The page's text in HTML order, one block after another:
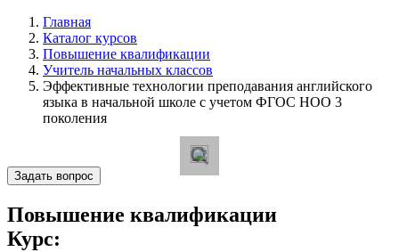
Главная
Каталог курсов
Повышение квалификации
Учитель начальных классов
Эффективные технологии преподавания английского
языка в начальной школе с учетом ФГОС НОО 3
поколения
Задать вопрос
Повышение квалификации
Курс: